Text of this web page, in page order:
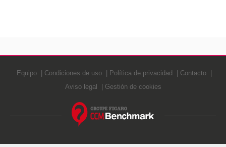
Equipo Condiciones de uso Política de privacidad
Contacto
Aviso legal
Gestión de cookies